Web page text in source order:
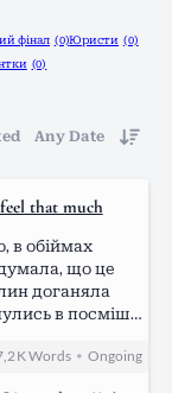
фінал (0)Юристи (0)
(0)
Any Date
that much
в обіймах
що це
доганяла
в посмішці
щоб його не
KWords •Ongoing